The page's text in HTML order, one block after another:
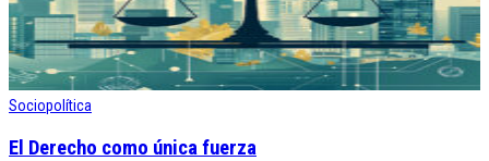
Sociopolítica
El Derecho como única fuerza